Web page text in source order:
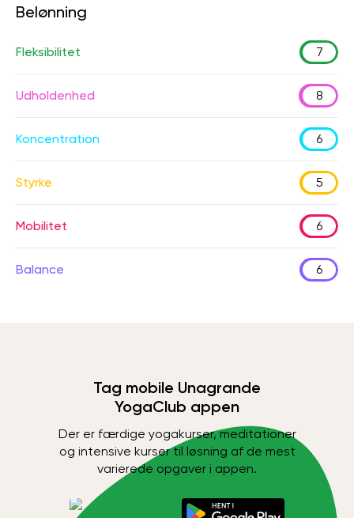
Belønning
Fleksibilitet 7
Udholdenhed 8
Koncentration 6
Styrke 5
Mobilitet 6
Balance 6
Tag mobile Unagrande
YogaClub appen
Der er færdige yogakurser, meditationer
og intensive kurser til løsning af de mest
varierede opgaver i appen.